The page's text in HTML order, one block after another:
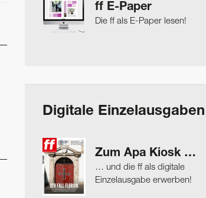
ff E-Paper
Die ff als E-Paper lesen!
Digitale Einzelausgaben
Zum Apa Kiosk …
… und die ff als digitale
Einzelausgabe erwerben!